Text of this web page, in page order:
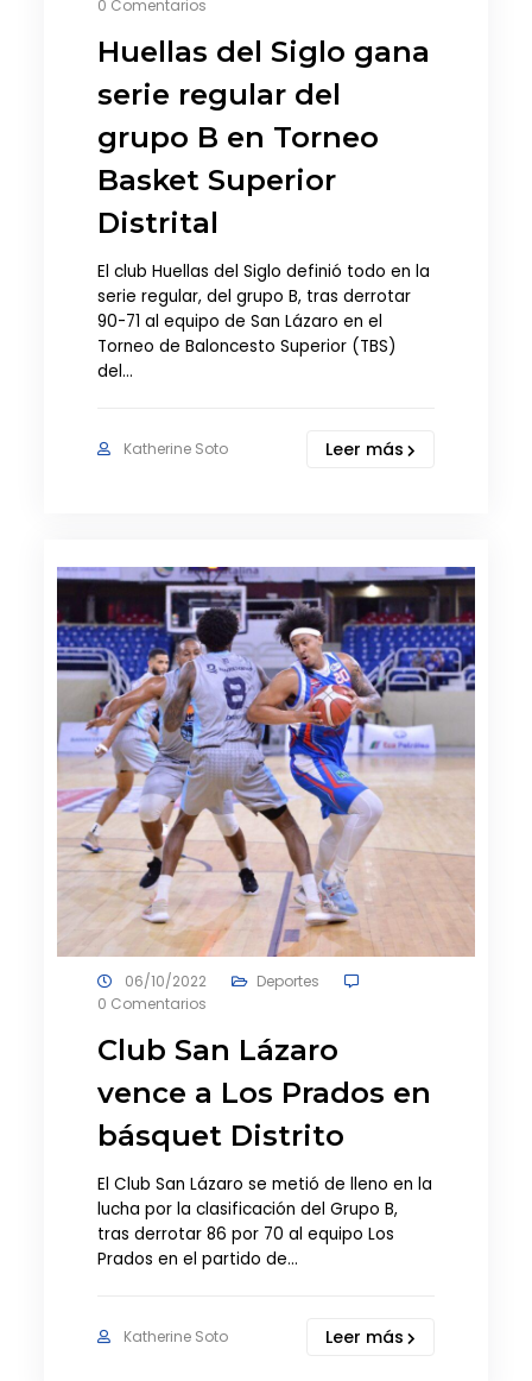
0 Comentarios
Huellas del Siglo gana
serie regular del
grupo B en Torneo
Basket Superior
Distrital
El club Huellas del Siglo definió todo en la
serie regular, del grupo B, tras derrotar
90-71 al equipo de San Lázaro en el
Torneo de Baloncesto Superior (TBS)
del…
Katherine Soto Leer más
06/10/2022
Deportes
0 Comentarios
Club San Lázaro
vence a Los Prados en
básquet Distrito
El Club San Lázaro se metió de lleno en la
lucha por la clasificación del Grupo B,
tras derrotar 86 por 70 al equipo Los
Prados en el partido de…
Katherine Soto Leer más